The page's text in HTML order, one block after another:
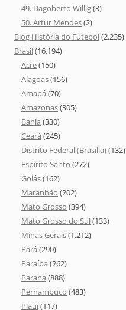
49. Dagoberto Willig(3)
50. Artur Mendes(2)
Blog História do Futebol(2.235)
Brasil(16.194)
Acre(150)
Alagoas(156)
Amapá (70)
Amazonas(305)
Bahia (330)
Ceará (245)
Distrito Federal (Brasília)(132)
Espírito Santo (272)
Goiás(162)
Maranhão (202)
Mato Grosso (394)
Mato Grosso do Sul(133)
Minas Gerais(1.212)
Pará (290)
Paraíba (262)
Paraná (888)
Pernambuco (483)
Piauí(117)